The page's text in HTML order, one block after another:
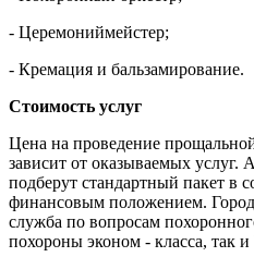
- Церемониймейстер;
- Кремация и бальзамирование.
Стоимость услуг
Цена на проведение
зависит от оказываемых
подберут стандартный пакет в
финансовым положением.
служба по вопросам
похороны эконом - класса, так